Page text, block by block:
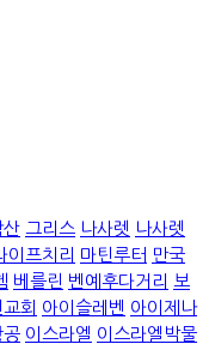
산 그리스 나사렛 나사렛
이프치리 마틴루터 만국
베를린 벤예후다거리 보
회 아이슬레벤 아이제나
공 이스라엘 이스라엘박물